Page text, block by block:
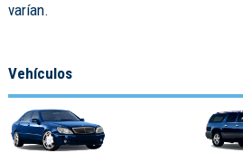
varían.
Vehículos